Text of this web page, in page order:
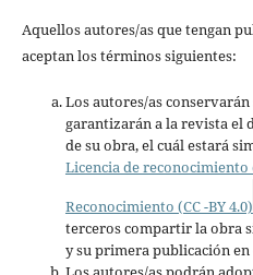
Aquellos autores/as que tengan
aceptan los términos siguientes:
Los autores/as
garantizarán a la revista el
de su obra, el cuál estará
Licencia de
Reconocimiento (CC -BY 4.0)
terceros compartir la obra
y su primera publicación